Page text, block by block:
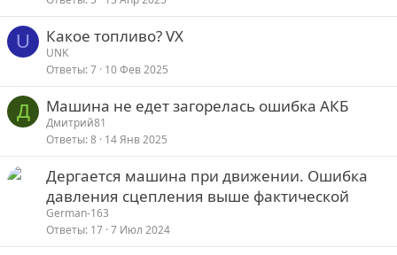
U Какое топливо? VX
UNK
Ответы 7 10 Фев 2025
Д Машина не едет загорелась ошибка АКБ
Дмитрий81
Ответы 8 14 Янв 2025
Дергается машина при движении. Ошибка
давления сцепления выше фактической
German-163
Ответы 17 7 Июл 2024